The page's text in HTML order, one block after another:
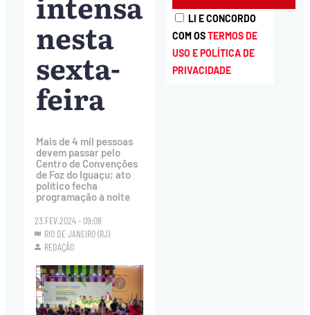
nesta
sexta-
feira
Mais de 4 mil pessoas
devem passar pelo
Centro de Convenções
de Foz do Iguaçu; ato
político fecha
programação à noite
23.FEV.2024 - 09:08
RIO DE JANEIRO (RJ)
REDAÇÃO
LI E CONCORDO
COM OSTERMOS DE
USO E POLÍTICA DE
PRIVACIDADE